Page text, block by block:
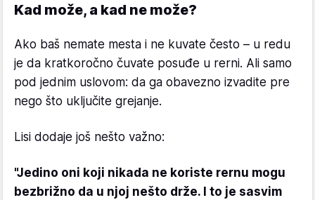
Kad može, a kad ne može?
Ako baš nemate mesta i ne kuvate često – u redu
je da kratkoročno čuvate posuđe u rerni. Ali samo
pod jednim uslovom: da ga obavezno izvadite pre
nego što uključite grejanje.
Lisi dodaje još nešto važno:
"Jedino oni koji nikada ne koriste rernu mogu
bezbrižno da u njoj nešto drže. I to je sasvim